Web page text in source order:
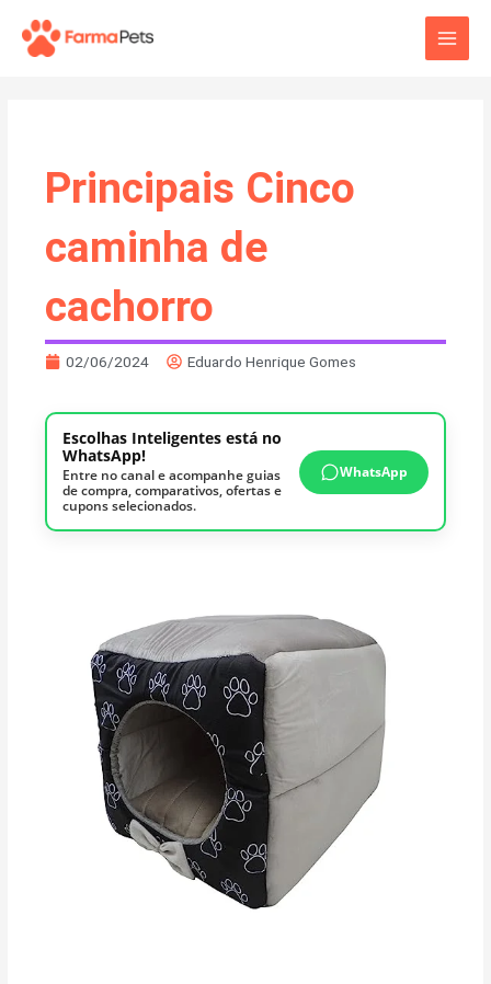
para
Main
Principais Cinco
caminha de
cachorro
02/06/2024 Eduardo Henrique Gomes
Escolhas Inteligentes está no
WhatsApp!
Entre no canal e acompanhe guias
de compra, comparativos, ofertas e
cupons selecionados.
WhatsApp